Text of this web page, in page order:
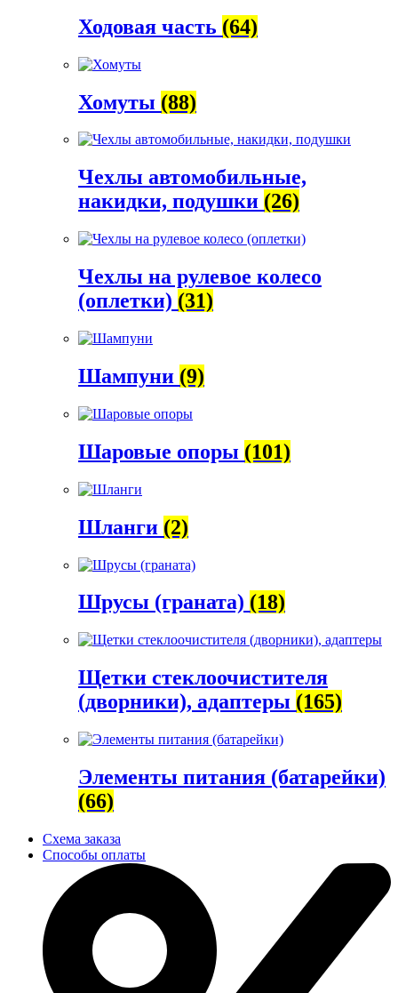
Ходовая часть (64)
Хомуты (88)
Чехлы автомобильные,
накидки, подушки (26)
Чехлы на рулевое колесо
(оплетки) (31)
Шампуни (9)
Шаровые опоры (101)
Шланги (2)
Шрусы (граната) (18)
Щетки стеклоочистителя
(дворники), адаптеры (165)
Элементы питания (батарейки)
(66)
Схема заказа
Способы оплаты